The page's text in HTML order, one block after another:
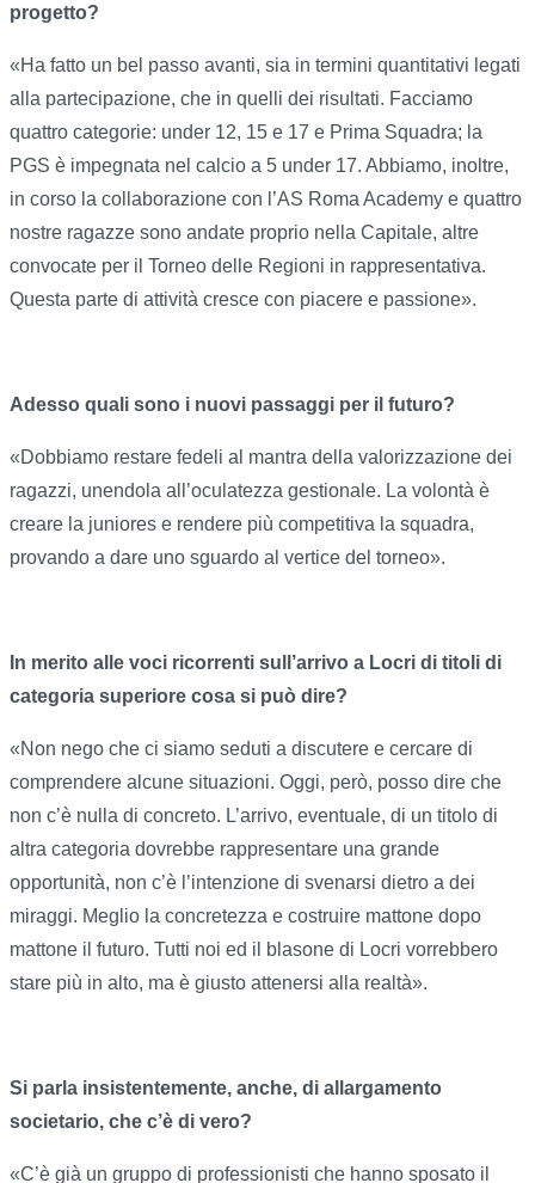
progetto?
«Ha fatto un bel passo avanti, sia in termini quantitativi legati
alla partecipazione, che in quelli dei risultati. Facciamo
quattro categorie: under 12, 15 e 17 e Prima Squadra; la
PGS è impegnata nel calcio a 5 under 17. Abbiamo, inoltre,
in corso la collaborazione con l’AS Roma Academy e quattro
nostre ragazze sono andate proprio nella Capitale, altre
convocate per il Torneo delle Regioni in rappresentativa.
Questa parte di attività cresce con piacere e passione».
Adesso quali sono i nuovi passaggi per il futuro?
«Dobbiamo restare fedeli al mantra della valorizzazione dei
ragazzi, unendola all’oculatezza gestionale. La volontà è
creare la juniores e rendere più competitiva la squadra,
provando a dare uno sguardo al vertice del torneo».
In merito alle voci ricorrenti sull’arrivo a Locri di titoli di
categoria superiore cosa si può dire?
«Non nego che ci siamo seduti a discutere e cercare di
comprendere alcune situazioni. Oggi, però, posso dire che
non c’è nulla di concreto. L’arrivo, eventuale, di un titolo di
altra categoria dovrebbe rappresentare una grande
opportunità, non c’è l’intenzione di svenarsi dietro a dei
miraggi. Meglio la concretezza e costruire mattone dopo
mattone il futuro. Tutti noi ed il blasone di Locri vorrebbero
stare più in alto, ma è giusto attenersi alla realtà».
Si parla insistentemente, anche, di allargamento
societario, che c’è di vero?
«C’è già un gruppo di professionisti che hanno sposato il